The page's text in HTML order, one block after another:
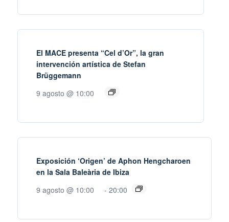
El MACE presenta “Cel d’Or”, la gran
intervención artística de Stefan
Brüggemann
9 agosto @ 10:00
Exposición ‘Origen’ de Aphon Hengcharoen
en la Sala Baleària de Ibiza
9 agosto @ 10:00
- 20:00